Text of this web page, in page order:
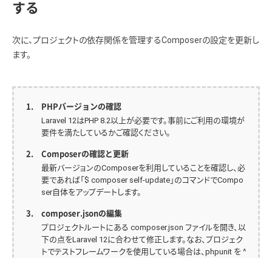
する
次に、プロジェクトの依存関係を管理するComposerの設定を更新し
ます。
PHPバージョンの確認
Laravel 12はPHP 8.2以上が必要です。事前にご利用の環境が
要件を満たしているかご確認ください。
Composerの確認と更新
最新バージョンのComposerを利用していることを確認し、必
要であれば「$ composer self-update」のコマンドでCompo
ser自体をアップデートします。
composer.jsonの編集
プロジェクトルートにある composer.json ファイルを開き、以
下の点をLaravel 12に合わせて修正します。なお、プロジェク
トでテストフレームワークを使用している場合は、phpunit を ^